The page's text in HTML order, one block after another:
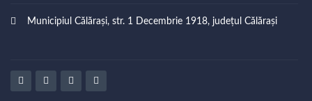
Municipiul Călărași, str. 1 Decembrie 1918, județul Călărași